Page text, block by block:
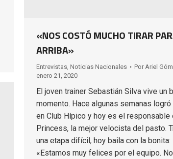
«NOS COSTÓ MUCHO TIRAR
ARRIBA»
Entrevistas Noticias Nacionales Por Ariel
enero 21, 2020
El joven trainer Sebastián Silva vive un
momento. Hace algunas semanas
en Club Hípico y hoy es el responsable
Princess, la mejor velocista del pasto.
una etapa difícil, hoy baila con la bonita:
«Estamos muy felices por el equipo.